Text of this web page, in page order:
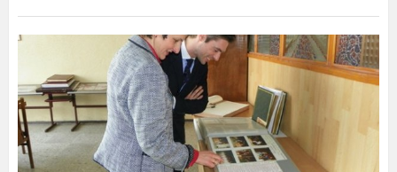
Aurimas